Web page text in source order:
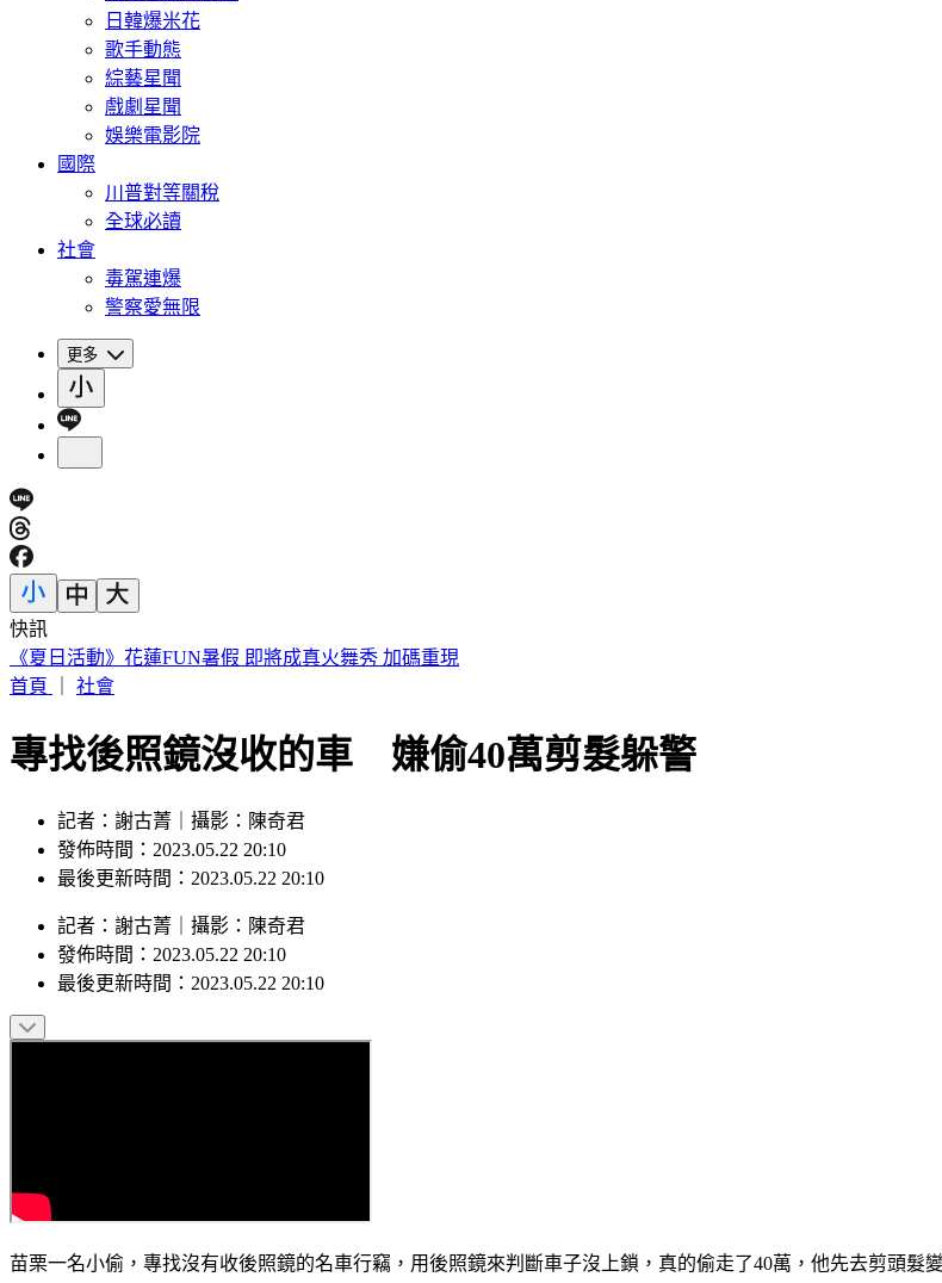
日韓爆米花
歌手動態
綜藝星聞
戲劇星聞
娛樂電影院
國際
川普對等關稅
全球必讀
社會
毒駕連爆
警察愛無限
更多
快訊
快訊／永和豆漿「豆哥」林炳生病逝！享壽70歲 集團悲痛證實
首頁
社會
專找後照鏡沒收的車 嫌偷40萬剪髮躲警
記者：謝古菁｜攝影：陳奇君
發佈時間：2023.05.22 20:10
最後更新時間：2023.05.22 20:10
記者 ： 謝古菁 攝影 ： 陳奇君
發佈時間： 2023.05.22 20:10
最後更新時間： 2023.05.22 20:10
苗栗一名小偷，專找沒有收後照鏡的名車行竊，用後照鏡來判斷車子沒上鎖，真的偷走了40萬，他先去剪頭髮